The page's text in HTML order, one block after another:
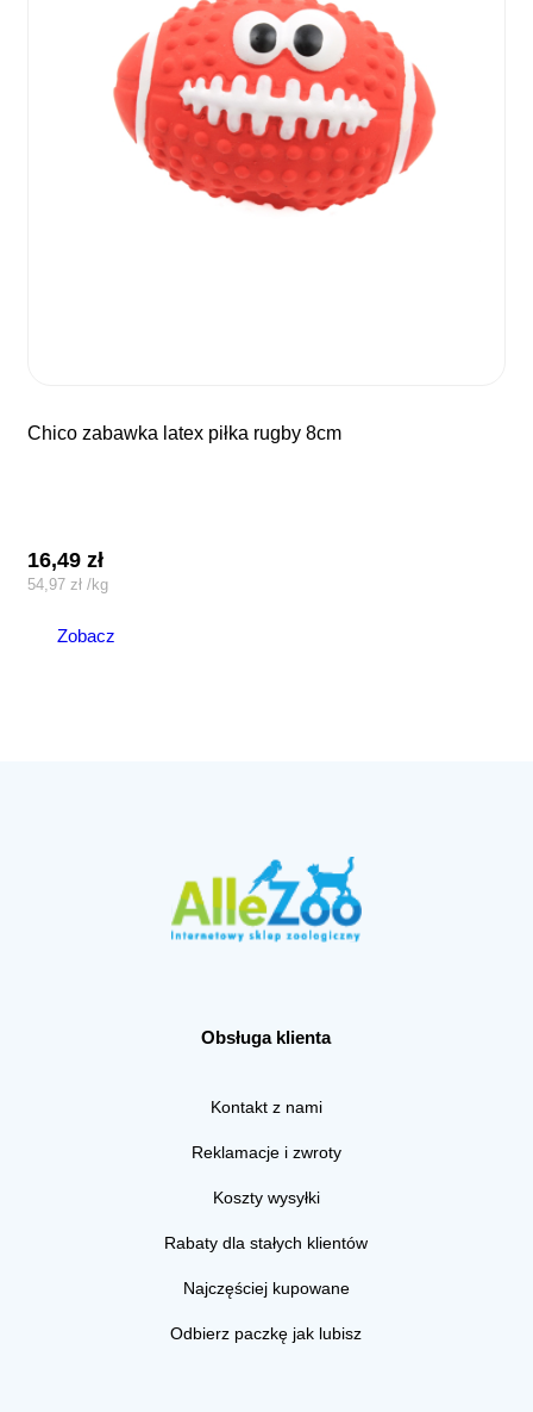
chico zabawka latex piłka rugby 8cm
16,49zł
54,97 zł /kg
Zobacz
Obsługa klienta
Kontakt z nami
Reklamacje i zwroty
Koszty wysyłki
Rabaty dla stałych klientów
Najczęściej kupowane
Odbierz paczkę jak lubisz